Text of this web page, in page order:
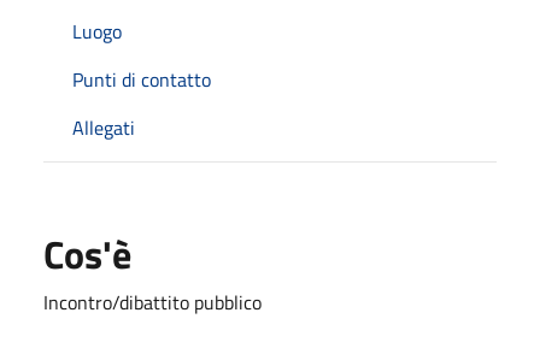
Luogo
Punti di contatto
Allegati
Cos'è
Incontro/dibattito pubblico